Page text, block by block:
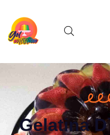
Gelatina